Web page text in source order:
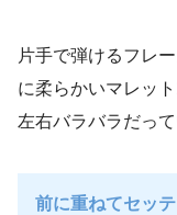
片手で弾けるフレ
に柔らかいマレッ
左右バラバラだって
前に重ねてセッ